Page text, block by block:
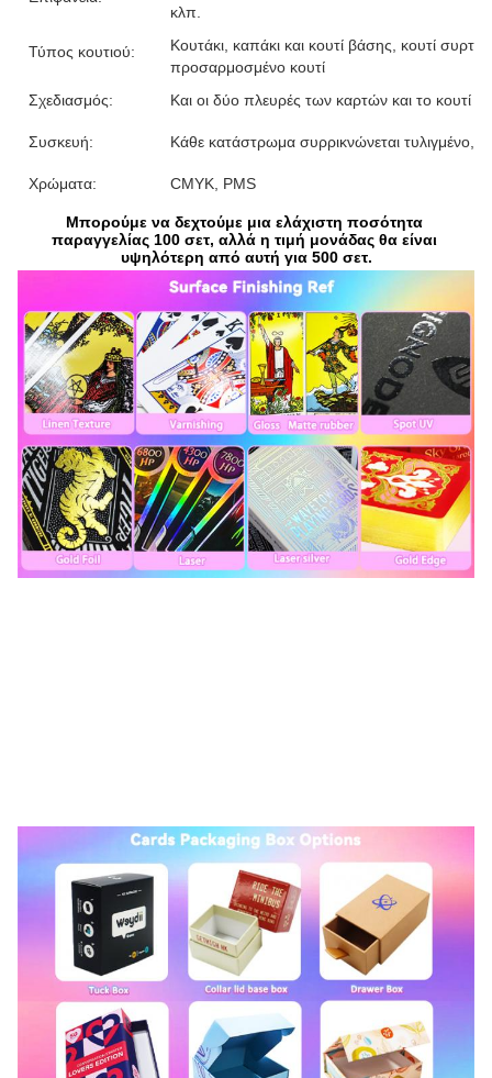
κλπ.
Τύπος κουτιού:
Κουτάκι, καπάκι και κουτί βάσης, κουτί
προσαρμοσμένο κουτί
Σχεδιασμός:
Και οι δύο πλευρές των καρτών και το κουτί
Συσκευή: Κάθε κατάστρωμα συρρικνώνεται τυλιγμένο,
Χρώματα: CMYK, PMS
Μπορούμε να δεχτούμε μια ελάχιστη ποσότητα
παραγγελίας 100 σετ, αλλά η τιμή μονάδας θα είναι
υψηλότερη από αυτή για 500 σετ.